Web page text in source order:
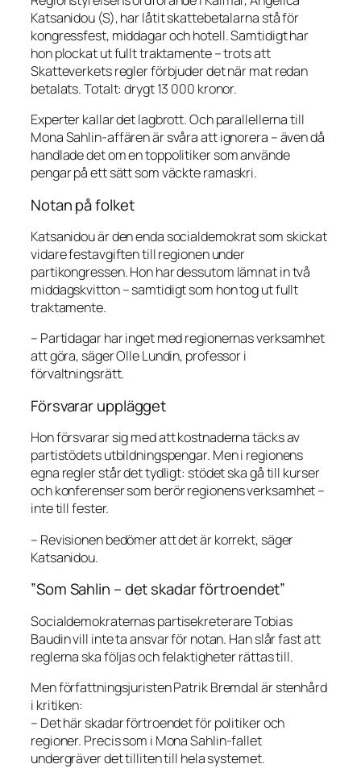
Katsanidou (S), har låtit skattebetalarna stå för
kongressfest, middagar och hotell. Samtidigt har
hon plockat ut fullt traktamente – trots att
Skatteverkets regler förbjuder det när mat redan
betalats. Totalt: drygt 13 000 kronor.
Experter kallar det lagbrott. Och parallellerna till
Mona Sahlin-affären är svåra att ignorera – även då
handlade det om en toppolitiker som använde
pengar på ett sätt som väckte ramaskri.
Notan på folket
Katsanidou är den enda socialdemokrat som skickat
vidare festavgiften till regionen under
partikongressen. Hon har dessutom lämnat in två
middagskvitton – samtidigt som hon tog ut fullt
traktamente.
– Partidagar har inget med regionernas verksamhet
att göra, säger Olle Lundin, professor i
förvaltningsrätt.
Försvarar upplägget
Hon försvarar sig med att kostnaderna täcks av
partistödets utbildningspengar. Men i regionens
egna regler står det tydligt: stödet ska gå till kurser
och konferenser som berör regionens verksamhet –
inte till fester.
– Revisionen bedömer att det är korrekt, säger
Katsanidou.
”Som Sahlin – det skadar förtroendet”
Socialdemokraternas partisekreterare Tobias
Baudin vill inte ta ansvar för notan. Han slår fast att
reglerna ska följas och felaktigheter rättas till.
Men författningsjuristen Patrik Bremdal är stenhård
i kritiken:
– Det här skadar förtroendet för politiker och
regioner. Precis som i Mona Sahlin-fallet
undergräver det tilliten till hela systemet.